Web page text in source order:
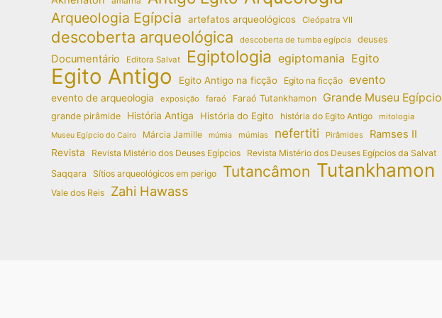
Arqueologia Egípcia artefatos arqueológicos Cleópatra VII
descoberta arqueológica descoberta de tumba egípcia deuses
Documentário Editora Salvat Egiptologia egiptomania Egito
Egito Antigo Egito Antigo na ficção Egito na ficção evento
evento de arqueologia exposição faraó Faraó Tutankhamon Grande Museu Egípcio
grande pirâmide História Antiga História do Egito história do Egito Antigo mitologia
Museu Egípcio do Cairo Márcia Jamille múmia múmias nefertiti Pirâmides Ramses II
Revista Revista Mistério dos Deuses Egípcios
Revista Mistério dos Deuses Egípcios da Salvat
Saqqara Sítios arqueológicos em perigo Tutancâmon Tutankhamon
Vale dos Reis Zahi Hawass